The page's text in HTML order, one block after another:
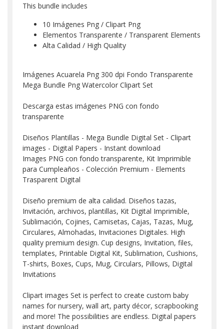
This bundle includes
10 Imágenes Png / Clipart Png
Elementos Transparente / Transparent Elements
Alta Calidad / High Quality
Imágenes Acuarela Png 300 dpi Fondo Transparente
Mega Bundle Png Watercolor Clipart Set
Descarga estas imágenes PNG con fondo
transparente
Diseños Plantillas - Mega Bundle Digital Set - Clipart
images - Digital Papers - Instant download
Images PNG con fondo transparente, Kit Imprimible
para Cumpleaños - Colección Premium - Elements
Trasparent Digital
Diseño premium de alta calidad. Diseños tazas,
Invitación, archivos, plantillas, Kit Digital Imprimible,
Sublimación, Cojines, Camisetas, Cajas, Tazas, Mug,
Circulares, Almohadas, Invitaciones Digitales. High
quality premium design. Cup designs, Invitation, files,
templates, Printable Digital Kit, Sublimation, Cushions,
T-shirts, Boxes, Cups, Mug, Circulars, Pillows, Digital
Invitations
Clipart images Set is perfect to create custom baby
names for nursery, wall art, party décor, scrapbooking
and more! The possibilities are endless. Digital papers
instant download